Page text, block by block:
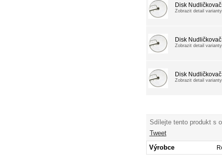
Disk
Zobrazit detail varianty
Disk
Zobrazit detail varianty
Disk
Zobrazit detail varianty
Sdílejte tento produkt s
Tweet
Výrobce